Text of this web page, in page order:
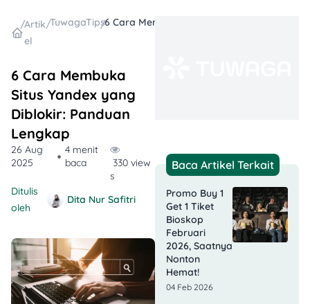
/Artik
el
/TuwagaTips
/
6 Cara Membuka
Situs Yandex yang
Diblokir: Panduan
Lengkap
26 Aug
2025
4 menit
baca
330 view
s
Ditulis
oleh
Dita Nur Safitri
Baca Artikel Terkait
Promo Buy 1
Get 1 Tiket
Bioskop
Februari
2026, Saatnya
Nonton
Hemat!
04 Feb 2026